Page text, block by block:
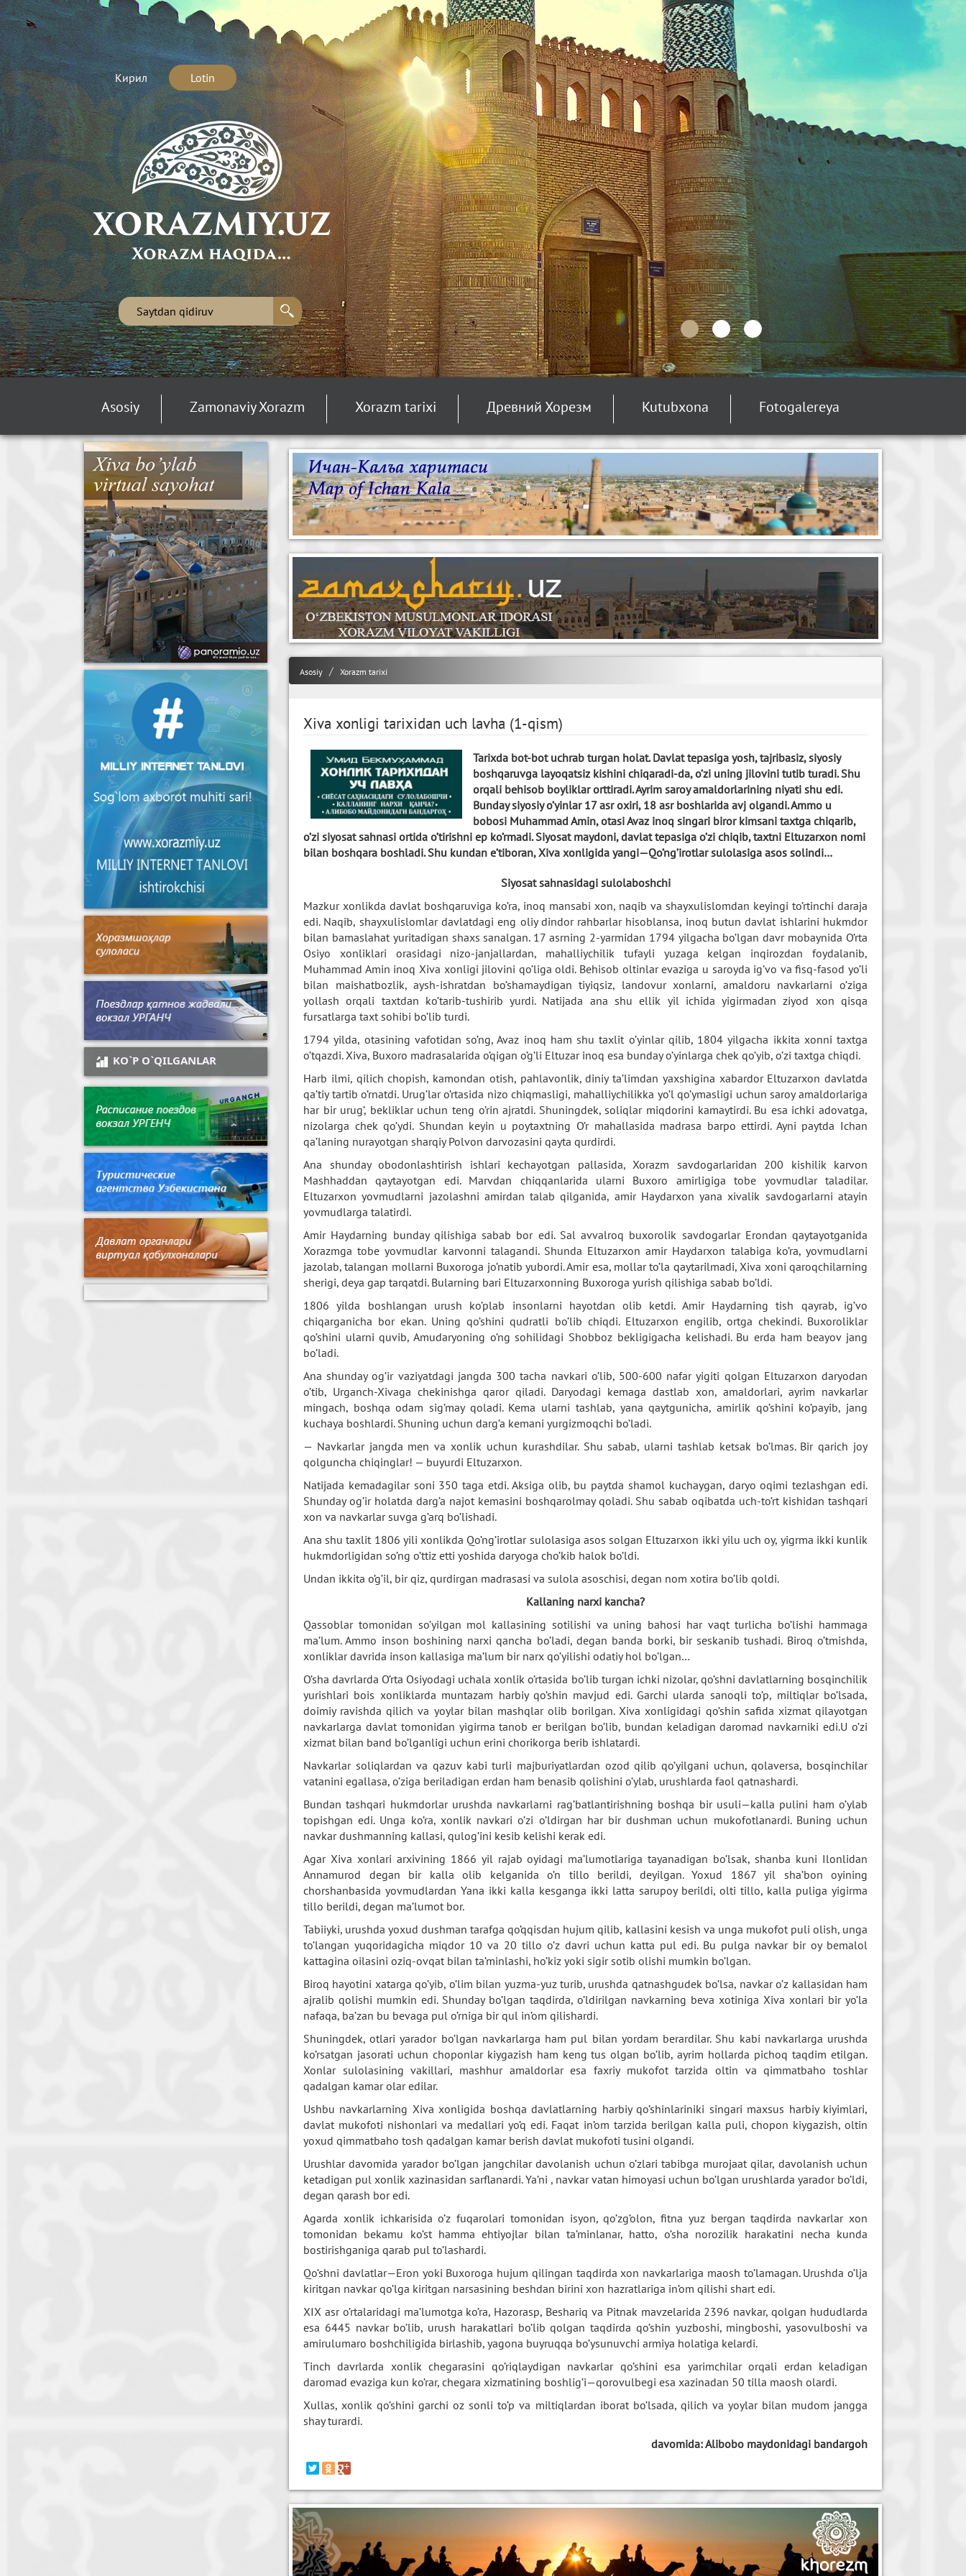
Кирил Lotin
Asosiy Zamonaviy Xorazm Xorazm tarixi Древний Хорезм Kutubxona Fotogalereya
Asosiy Xorazm tarixi
Xiva xonligi tarixidan uch lavha (1-qism)
Tarixda bot-bot uchrab turgan holat. Davlat tepasiga yosh, tajribasiz, siyosiy
boshqaruvga layoqatsiz kishini chiqaradi-da, o’zi uning jilovini tutib turadi. Shu
orqali behisob boyliklar orttiradi. Ayrim saroy amaldorlarining niyati shu edi.
Bunday siyosiy o’yinlar 17 asr oxiri, 18 asr boshlarida avj olgandi. Ammo u
bobosi Muhammad Amin, otasi Avaz inoq singari biror kimsani taxtga chiqarib,
o’zi siyosat sahnasi ortida o’tirishni ep ko’rmadi. Siyosat maydoni, davlat tepasiga o’zi chiqib, taxtni Eltuzarxon nomi
bilan boshqara boshladi. Shu kundan e’tiboran, Xiva xonligida yangi—Qo’ng’irotlar sulolasiga asos solindi…
Siyosat sahnasidagi sulolaboshchi
Mazkur xonlikda davlat boshqaruviga ko’ra, inoq mansabi xon, naqib va shayxulislomdan keyingi to’rtinchi daraja
edi. Naqib, shayxulislomlar davlatdagi eng oliy dindor rahbarlar hisoblansa, inoq butun davlat ishlarini hukmdor
bilan bamaslahat yuritadigan shaxs sanalgan. 17 asrning 2-yarmidan 1794 yilgacha bo’lgan davr mobaynida O’rta
Osiyo xonliklari orasidagi nizo-janjallardan, mahalliychilik tufayli yuzaga kelgan inqirozdan foydalanib,
Muhammad Amin inoq Xiva xonligi jilovini qo’liga oldi. Behisob oltinlar evaziga u saroyda ig’vo va fisq-fasod yo’li
bilan maishatbozlik, aysh-ishratdan bo’shamaydigan tiyiqsiz, landovur xonlarni, amaldoru navkarlarni o’ziga
yollash orqali taxtdan ko’tarib-tushirib yurdi. Natijada ana shu ellik yil ichida yigirmadan ziyod xon qisqa
fursatlarga taxt sohibi bo’lib turdi.
1794 yilda, otasining vafotidan so’ng, Avaz inoq ham shu taxlit o’yinlar qilib, 1804 yilgacha ikkita xonni taxtga
o’tqazdi. Xiva, Buxoro madrasalarida o’qigan o’g’li Eltuzar inoq esa bunday o’yinlarga chek qo’yib, o’zi taxtga chiqdi.
Harb ilmi, qilich chopish, kamondan otish, pahlavonlik, diniy ta’limdan yaxshigina xabardor Eltuzarxon davlatda
qa’tiy tartib o’rnatdi. Urug’lar o’rtasida nizo chiqmasligi, mahalliychilikka yo’l qo’ymasligi uchun saroy amaldorlariga
har bir urug’, bekliklar uchun teng o’rin ajratdi. Shuningdek, soliqlar miqdorini kamaytirdi. Bu esa ichki adovatga,
nizolarga chek qo’ydi. Shundan keyin u poytaxtning O’r mahallasida madrasa barpo ettirdi. Ayni paytda Ichan
qa’laning nurayotgan sharqiy Polvon darvozasini qayta qurdirdi.
Ana shunday obodonlashtirish ishlari kechayotgan pallasida, Xorazm savdogarlaridan 200 kishilik karvon
Mashhaddan qaytayotgan edi. Marvdan chiqqanlarida ularni Buxoro amirligiga tobe yovmudlar taladilar.
Eltuzarxon yovmudlarni jazolashni amirdan talab qilganida, amir Haydarxon yana xivalik savdogarlarni atayin
yovmudlarga talatirdi.
Amir Haydarning bunday qilishiga sabab bor edi. Sal avvalroq buxorolik savdogarlar Erondan qaytayotganida
Xorazmga tobe yovmudlar karvonni talagandi. Shunda Eltuzarxon amir Haydarxon talabiga ko’ra, yovmudlarni
jazolab, talangan mollarni Buxoroga jo’natib yubordi. Amir esa, mollar to’la qaytarilmadi, Xiva xoni qaroqchilarning
sherigi, deya gap tarqatdi. Bularning bari Eltuzarxonning Buxoroga yurish qilishiga sabab bo’ldi.
1806 yilda boshlangan urush ko’plab insonlarni hayotdan olib ketdi. Amir Haydarning tish qayrab, ig’vo
chiqarganicha bor ekan. Uning qo’shini qudratli bo’lib chiqdi. Eltuzarxon engilib, ortga chekindi. Buxoroliklar
qo’shini ularni quvib, Amudaryoning o’ng sohilidagi Shobboz bekligigacha kelishadi. Bu erda ham beayov jang
bo’ladi.
Ana shunday og’ir vaziyatdagi jangda 300 tacha navkari o’lib, 500-600 nafar yigiti qolgan Eltuzarxon daryodan
o’tib, Urganch-Xivaga chekinishga qaror qiladi. Daryodagi kemaga dastlab xon, amaldorlari, ayrim navkarlar
mingach, boshqa odam sig’may qoladi. Kema ularni tashlab, yana qaytgunicha, amirlik qo’shini ko’payib, jang
kuchaya boshlardi. Shuning uchun darg’a kemani yurgizmoqchi bo’ladi.
— Navkarlar jangda men va xonlik uchun kurashdilar. Shu sabab, ularni tashlab ketsak bo’lmas. Bir qarich joy
qolguncha chiqinglar! — buyurdi Eltuzarxon.
Natijada kemadagilar soni 350 taga etdi. Aksiga olib, bu paytda shamol kuchaygan, daryo oqimi tezlashgan edi.
Shunday og’ir holatda darg’a najot kemasini boshqarolmay qoladi. Shu sabab oqibatda uch-to’rt kishidan tashqari
xon va navkarlar suvga g’arq bo’lishadi.
Ana shu taxlit 1806 yili xonlikda Qo’ng’irotlar sulolasiga asos solgan Eltuzarxon ikki yilu uch oy, yigrma ikki kunlik
hukmdorligidan so’ng o’ttiz etti yoshida daryoga cho’kib halok bo’ldi.
Undan ikkita o’g’il, bir qiz, qurdirgan madrasasi va sulola asoschisi, degan nom xotira bo’lib qoldi.
Kallaning narxi kancha?
Qassoblar tomonidan so’yilgan mol kallasining sotilishi va uning bahosi har vaqt turlicha bo’lishi hammaga
ma’lum. Ammo inson boshining narxi qancha bo’ladi, degan banda borki, bir seskanib tushadi. Biroq o’tmishda,
xonliklar davrida inson kallasiga ma’lum bir narx qo’yilishi odatiy hol bo’lgan…
O’sha davrlarda O’rta Osiyodagi uchala xonlik o’rtasida bo’lib turgan ichki nizolar, qo’shni davlatlarning bosqinchilik
yurishlari bois xonliklarda muntazam harbiy qo’shin mavjud edi. Garchi ularda sanoqli to’p, miltiqlar bo’lsada,
doimiy ravishda qilich va yoylar bilan mashqlar olib borilgan. Xiva xonligidagi qo’shin safida xizmat qilayotgan
navkarlarga davlat tomonidan yigirma tanob er berilgan bo’lib, bundan keladigan daromad navkarniki edi.U o’zi
xizmat bilan band bo’lganligi uchun erini chorikorga berib ishlatardi.
Navkarlar soliqlardan va qazuv kabi turli majburiyatlardan ozod qilib qo’yilgani uchun, qolaversa, bosqinchilar
vatanini egallasa, o’ziga beriladigan erdan ham benasib qolishini o’ylab, urushlarda faol qatnashardi.
Bundan tashqari hukmdorlar urushda navkarlarni rag’batlantirishning boshqa bir usuli—kalla pulini ham o’ylab
topishgan edi. Unga ko’ra, xonlik navkari o’zi o’ldirgan har bir dushman uchun mukofotlanardi. Buning uchun
navkar dushmanning kallasi, qulog’ini kesib kelishi kerak edi.
Agar Xiva xonlari arxivining 1866 yil rajab oyidagi ma’lumotlariga tayanadigan bo’lsak, shanba kuni Ilonlidan
Annamurod degan bir kalla olib kelganida o’n tillo berildi, deyilgan. Yoxud 1867 yil sha’bon oyining
chorshanbasida yovmudlardan Yana ikki kalla kesganga ikki latta sarupoy berildi, olti tillo, kalla puliga yigirma
tillo berildi, degan ma’lumot bor.
Tabiiyki, urushda yoxud dushman tarafga qo’qqisdan hujum qilib, kallasini kesish va unga mukofot puli olish, unga
to’langan yuqoridagicha miqdor 10 va 20 tillo o’z davri uchun katta pul edi. Bu pulga navkar bir oy bemalol
kattagina oilasini oziq-ovqat bilan ta’minlashi, ho’kiz yoki sigir sotib olishi mumkin bo’lgan.
Biroq hayotini xatarga qo’yib, o’lim bilan yuzma-yuz turib, urushda qatnashgudek bo’lsa, navkar o’z kallasidan ham
ajralib qolishi mumkin edi. Shunday bo’lgan taqdirda, o’ldirilgan navkarning beva xotiniga Xiva xonlari bir yo’la
nafaqa, ba’zan bu bevaga pul o’rniga bir qul in’om qilishardi.
Shuningdek, otlari yarador bo’lgan navkarlarga ham pul bilan yordam berardilar. Shu kabi navkarlarga urushda
ko’rsatgan jasorati uchun choponlar kiygazish ham keng tus olgan bo’lib, ayrim hollarda pichoq taqdim etilgan.
Xonlar sulolasining vakillari, mashhur amaldorlar esa faxriy mukofot tarzida oltin va qimmatbaho toshlar
qadalgan kamar olar edilar.
Ushbu navkarlarning Xiva xonligida boshqa davlatlarning harbiy qo’shinlariniki singari maxsus harbiy kiyimlari,
davlat mukofoti nishonlari va medallari yo’q edi. Faqat in’om tarzida berilgan kalla puli, chopon kiygazish, oltin
yoxud qimmatbaho tosh qadalgan kamar berish davlat mukofoti tusini olgandi.
Urushlar davomida yarador bo’lgan jangchilar davolanish uchun o’zlari tabibga murojaat qilar, davolanish uchun
ketadigan pul xonlik xazinasidan sarflanardi. Ya’ni , navkar vatan himoyasi uchun bo’lgan urushlarda yarador bo’ldi,
degan qarash bor edi.
Agarda xonlik ichkarisida o’z fuqarolari tomonidan isyon, qo’zg’olon, fitna yuz bergan taqdirda navkarlar xon
tomonidan bekamu ko’st hamma ehtiyojlar bilan ta’minlanar, hatto, o’sha norozilik harakatini necha kunda
bostirishganiga qarab pul to’lashardi.
Qo’shni davlatlar—Eron yoki Buxoroga hujum qilingan taqdirda xon navkarlariga maosh to’lamagan. Urushda o’lja
kiritgan navkar qo’lga kiritgan narsasining beshdan birini xon hazratlariga in’om qilishi shart edi.
XIX asr o’rtalaridagi ma’lumotga ko’ra, Hazorasp, Beshariq va Pitnak mavzelarida 2396 navkar, qolgan hududlarda
esa 6445 navkar bo’lib, urush harakatlari bo’lib qolgan taqdirda qo’shin yuzboshi, mingboshi, yasovulboshi va
amirulumaro boshchiligida birlashib, yagona buyruqqa bo’ysunuvchi armiya holatiga kelardi.
Tinch davrlarda xonlik chegarasini qo’riqlaydigan navkarlar qo’shini esa yarimchilar orqali erdan keladigan
daromad evaziga kun ko’rar, chegara xizmatining boshlig’i—qorovulbegi esa xazinadan 50 tilla maosh olardi.
Xullas, xonlik qo’shini garchi oz sonli to’p va miltiqlardan iborat bo’lsada, qilich va yoylar bilan mudom jangga
shay turardi.
davomida:Alibobo maydonidagi bandargoh
KO`P O`QILGANLAR